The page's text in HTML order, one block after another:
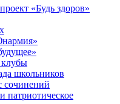
«Будь здоров»
школьников
сочинений
патриотическое